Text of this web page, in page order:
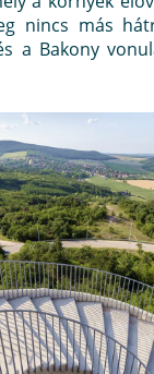
nincs más
a Bakony